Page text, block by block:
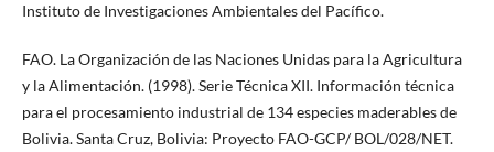
Instituto de Investigaciones Ambientales del Pacífico.
FAO. La Organización de las Naciones Unidas para la Agricultura
y la Alimentación. (1998). Serie Técnica XII. Información técnica
para el procesamiento industrial de 134 especies maderables de
Bolivia. Santa Cruz, Bolivia: Proyecto FAO-GCP/ BOL/028/NET.